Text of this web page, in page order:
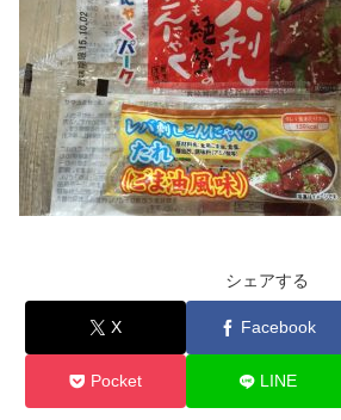
シェアする
X Facebook
Pocket LINE